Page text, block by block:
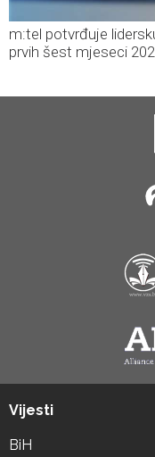
m:tel potvrđuje
prvih šest mjeseci
Vijesti
BiH